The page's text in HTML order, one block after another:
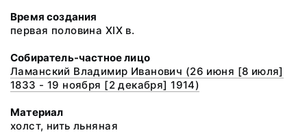
Время создания
первая половина XIX в.
Собиратель-частное лицо
Ламанский Владимир Иванович (26 июня [8 июля]
1833 - 19 ноября [2 декабря] 1914)
Материал
холст, нить льняная